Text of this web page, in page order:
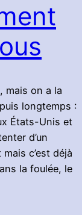
mais on a la
longtemps :
États-Unis et
d’un
c’est déjà
la foulée, le